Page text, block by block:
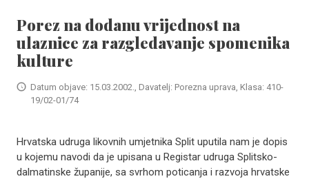
Porez na dodanu vrijednost na
ulaznice za razgledavanje spomenika
kulture
Datum objave: 15.03.2002., Davatelj: Porezna uprava, Klasa: 410-
19/02-01/74
Hrvatska udruga likovnih umjetnika Split uputila nam je dopis
u kojemu navodi da je upisana u Registar udruga Splitsko-
dalmatinske županije, sa svrhom poticanja i razvoja hrvatske